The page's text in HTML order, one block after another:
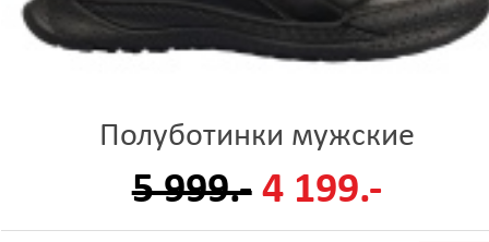
Полуботинки мужские
5 999.- 4 199.-